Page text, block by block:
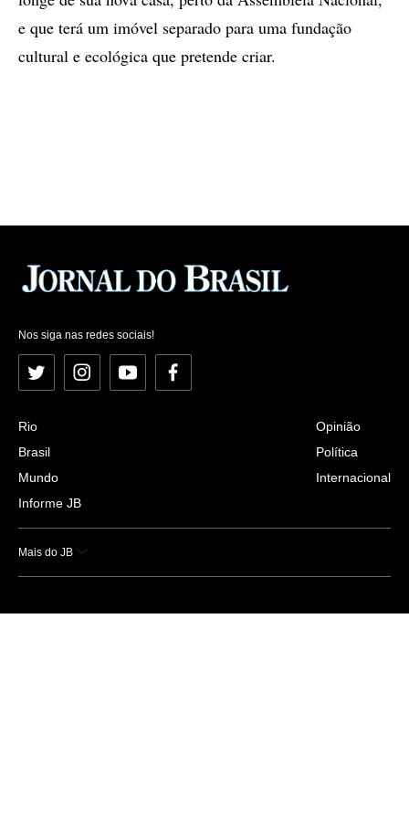
e que terá um imóvel separado para uma fundação
cultural e ecológica que pretende criar.
Nos siga nas redes sociais!
Twitter InstagramYouTubeFacebook
Rio
Brasil
Mundo
Informe JB
Opinião
Política
Internacional
Mais do JB
Esportes